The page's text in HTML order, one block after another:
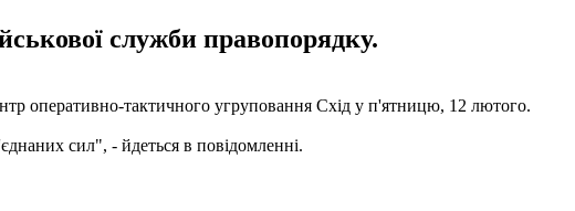
служби правопорядку.
оперативно-тактичного угруповання Схід у п'ятницю, 12 лютого.
сил", - йдеться в повідомленні.